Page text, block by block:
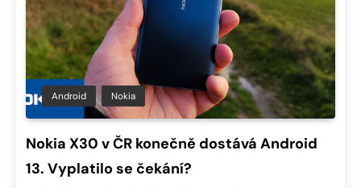
Android Nokia
Nokia X30 v ČR konečně dostává Android
13. Vyplatilo se čekání?